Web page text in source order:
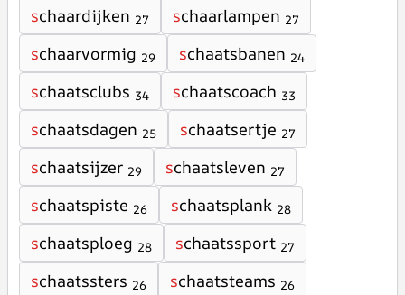
schaardijken 27 schaarlampen 27
schaarvormig 29 schaatsbanen 24
schaatsclubs 34 schaatscoach 33
schaatsdagen 25 schaatsertje 27
schaatsijzer 29 schaatsleven 27
schaatspiste 26 schaatsplank 28
schaatsploeg 28 schaatssport 27
schaatssters 26 schaatsteams 26